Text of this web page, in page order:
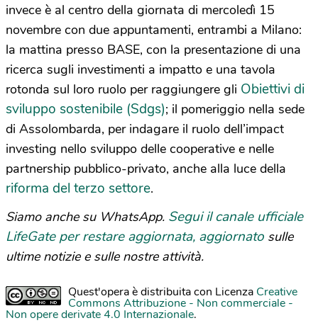
invece è al centro della giornata di mercoledì 15
novembre con due appuntamenti, entrambi a Milano:
la mattina presso BASE, con la presentazione di una
ricerca sugli investimenti a impatto e una tavola
rotonda sul loro ruolo per raggiungere gli Obiettivi di
sviluppo sostenibile (Sdgs); il pomeriggio nella sede
di Assolombarda, per indagare il ruolo dell’impact
investing nello sviluppo delle cooperative e nelle
partnership pubblico-privato, anche alla luce della
riforma del terzo settore.
Siamo anche su WhatsApp. Segui il canale ufficiale
LifeGate per restare aggiornata, aggiornato sulle
ultime notizie e sulle nostre attività.
Quest'opera è distribuita con Licenza Creative
Commons Attribuzione - Non commerciale -
Non opere derivate 4.0 Internazionale.